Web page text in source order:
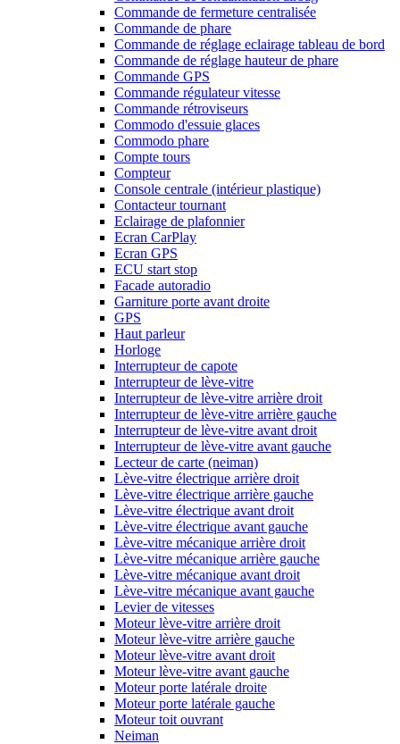
Commande de fermeture centralisée
Commande de phare
Commande de réglage eclairage tableau de bord
Commande de réglage hauteur de phare
Commande GPS
Commande régulateur vitesse
Commande rétroviseurs
Commodo d'essuie glaces
Commodo phare
Compte tours
Compteur
Console centrale (intérieur plastique)
Contacteur tournant
Eclairage de plafonnier
Ecran CarPlay
Ecran GPS
ECU start stop
Facade autoradio
Garniture porte avant droite
GPS
Haut parleur
Horloge
Interrupteur de capote
Interrupteur de lève-vitre
Interrupteur de lève-vitre arrière droit
Interrupteur de lève-vitre arrière gauche
Interrupteur de lève-vitre avant droit
Interrupteur de lève-vitre avant gauche
Lecteur de carte (neiman)
Lève-vitre électrique arrière droit
Lève-vitre électrique arrière gauche
Lève-vitre électrique avant droit
Lève-vitre électrique avant gauche
Lève-vitre mécanique arrière droit
Lève-vitre mécanique arrière gauche
Lève-vitre mécanique avant droit
Lève-vitre mécanique avant gauche
Levier de vitesses
Moteur lève-vitre arrière droit
Moteur lève-vitre arrière gauche
Moteur lève-vitre avant droit
Moteur lève-vitre avant gauche
Moteur porte latérale droite
Moteur porte latérale gauche
Moteur toit ouvrant
Neiman